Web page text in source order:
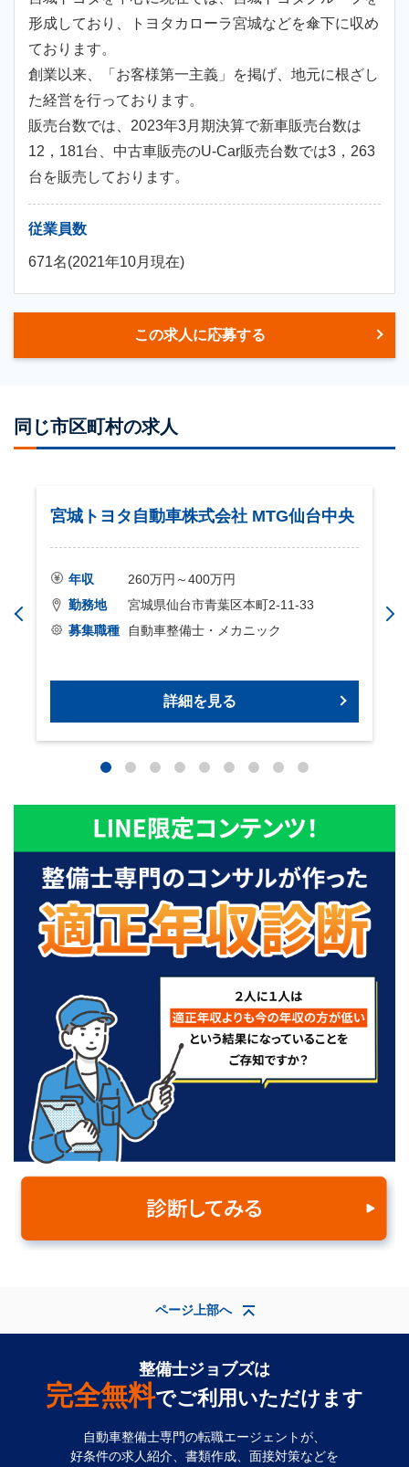
形成しており、トヨタカローラ宮城などを傘下に収め
ております。
創業以来、「お客様第一主義」を掲げ、地元に根ざし
た経営を行っております。
販売台数では、2023年3月期決算で新車販売台数は
12，181台、中古車販売のU-Car販売台数では3，263
台を販売しております。
従業員数
671名(2021年10月現在)
この求人に応募する
同じ市区町村の求人
宮城トヨタ自動車株式会社 MTG仙台中央
年収
260万円～400万円
勤務地
宮城県仙台市青葉区本町2-11-33
募集職種
自動車整備士・メカニック
詳細を見る
ページ上部へ
整備士ジョブズは
完全無料でご利用いただけます
自動車整備士専門の転職エージェントが、
好条件の求人紹介、書類作成、面接対策などを